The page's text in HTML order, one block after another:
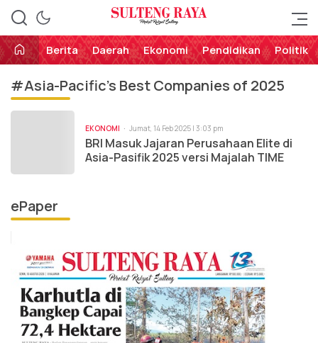
Sulteng Raya
Perekat Rakyat Sulteng
Berita
Daerah Ekonomi Pendidikan Politik
#Asia-Pacific’s Best Companies of 2025
EKONOMI Jumat, 14 Feb 2025 | 3:03 pm
BRI Masuk Jajaran Perusahaan Elite di
Asia-Pasifik 2025 versi Majalah TIME
ePaper